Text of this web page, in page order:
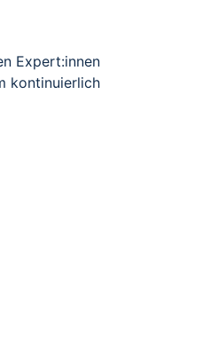
Expert:innen
kontinuierlich